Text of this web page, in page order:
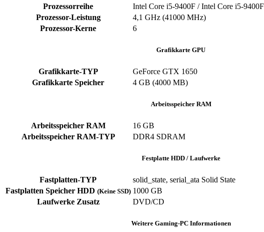
Prozessorreihe
Intel Core i5-9400F / Intel Core i5-9400F
Prozessor-Leistung
‎4,1 GHz (41000 MHz)
Prozessor-Kerne
‎6
Grafikkarte GPU
Grafikkarte-TYP
GeForce GTX 1650
Grafikkarte Speicher
4 GB (4000 MB)
Arbeitsspeicher RAM
Arbeitsspeicher RAM
‎16 GB
Arbeitsspeicher RAM-TYP
‎DDR4 SDRAM
Festplatte HDD / Laufwerke
Fastplatten-TYP
solid_state, serial_ata ‎Solid State
Fastplatten Speicher HDD (Keine SSD) 1000 GB
Laufwerke Zusatz
‎DVD/CD
Weitere Gaming-PC Informationen